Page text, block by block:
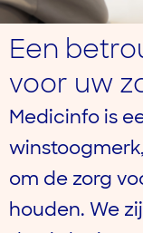
Een
voor uw
Medicinfo is
om de zorg
houden. We